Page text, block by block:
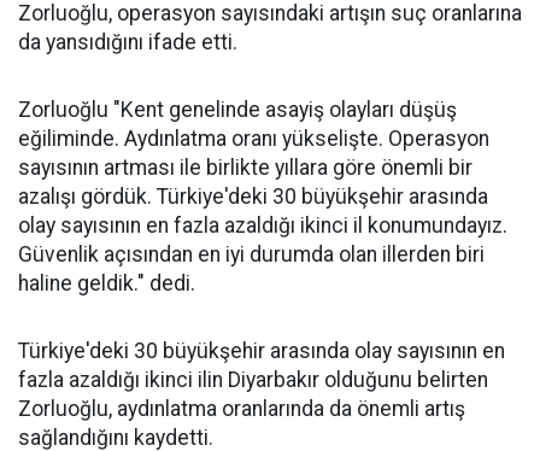
Zorluoğlu, operasyon sayısındaki artışın suç oranlarına
da yansıdığını ifade etti.
Zorluoğlu "Kent genelinde asayiş olayları düşüş
eğiliminde. Aydınlatma oranı yükselişte. Operasyon
sayısının artması ile birlikte yıllara göre önemli bir
azalışı gördük. Türkiye'deki 30 büyükşehir arasında
olay sayısının en fazla azaldığı ikinci il konumundayız.
Güvenlik açısından en iyi durumda olan illerden biri
haline geldik." dedi.
Türkiye'deki 30 büyükşehir arasında olay sayısının en
fazla azaldığı ikinci ilin Diyarbakır olduğunu belirten
Zorluoğlu, aydınlatma oranlarında da önemli artış
sağlandığını kaydetti.